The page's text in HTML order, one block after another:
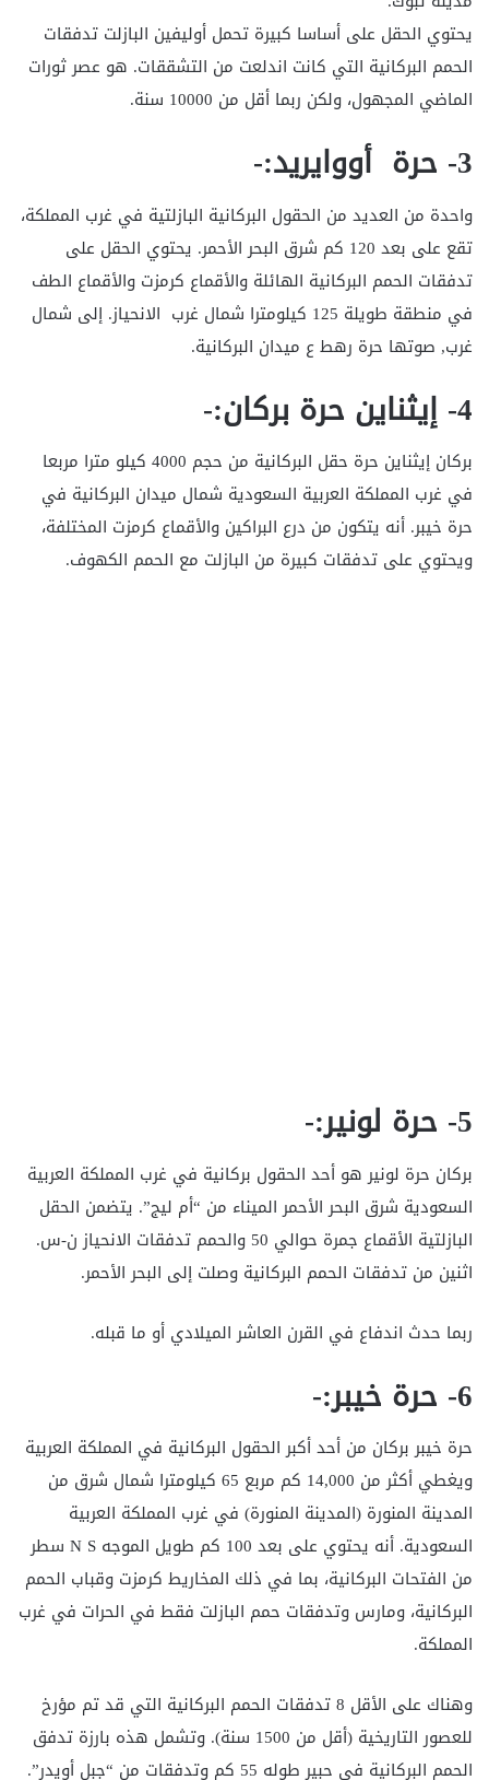
يحتوي الحقل على أساسا كبيرة تحمل أوليفين البازلت تدفقات
الحمم البركانية التي كانت اندلعت من التشققات. هو عصر ثورات
الماضي المجهول، ولكن ربما أقل من 10000 سنة.
3- حرة أووايريد:-
واحدة من العديد من الحقول البركانية البازلتية في غرب المملكة،
تقع على بعد 120 كم شرق البحر الأحمر. يحتوي الحقل على
تدفقات الحمم البركانية الهائلة والأقماع كرمزت والأقماع الطف
في منطقة طويلة 125 كيلومترا شمال غرب الانحياز. إلى شمال
غرب, صوتها حرة رهط ع ميدان البركانية.
4- إيثناين حرة بركان:-
بركان إيثناين حرة حقل البركانية من حجم 4000 كيلو مترا مربعا
في غرب المملكة العربية السعودية شمال ميدان البركانية في
حرة خيبر. أنه يتكون من درع البراكين والأقماع كرمزت المختلفة،
ويحتوي على تدفقات كبيرة من البازلت مع الحمم الكهوف.
5- حرة لونير:-
بركان حرة لونير هو أحد الحقول بركانية في غرب المملكة العربية
السعودية شرق البحر الأحمر الميناء من “أم ليج”. يتضمن الحقل
البازلتية الأقماع جمرة حوالي 50 والحمم تدفقات الانحياز ن-س.
اثنين من تدفقات الحمم البركانية وصلت إلى البحر الأحمر.
ربما حدث اندفاع في القرن العاشر الميلادي أو ما قبله.
6- حرة خيبر:-
حرة خيبر بركان من أحد أكبر الحقول البركانية في المملكة العربية
ويغطي أكثر من 14,000 كم مربع 65 كيلومترا شمال شرق من
المدينة المنورة (المدينة المنورة) في غرب المملكة العربية
السعودية. أنه يحتوي على بعد 100 كم طويل الموجه N S سطر
من الفتحات البركانية، بما في ذلك المخاريط كرمزت وقباب الحمم
البركانية، ومارس وتدفقات حمم البازلت فقط في الحرات في غرب
المملكة.
وهناك على الأقل 8 تدفقات الحمم البركانية التي قد تم مؤرخ
للعصور التاريخية (أقل من 1500 سنة). وتشمل هذه بارزة تدفق
الحمم البركانية في حبير طوله 55 كم وتدفقات من “جبل أويدر”.